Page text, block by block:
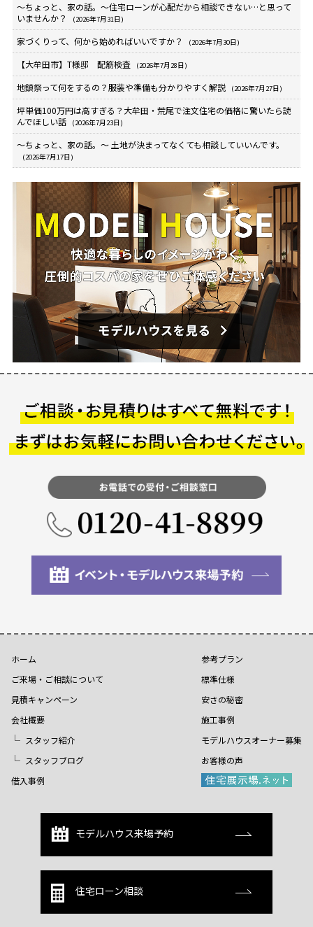
～ちょっと、家の話。～住宅ローンが心配だから相談できない…と思って
いませんか？
(2026年7月31日)
家づくりって、何から始めればいいですか？ (2026年7月30日)
【大牟田市】T様邸 配筋検査 (2026年7月28日)
地鎮祭って何をするの？服装や準備も分かりやすく解説 (2026年7月27日)
坪単価100万円は高すぎる？大牟田・荒尾で注文住宅の価格に驚いたら読
んでほしい話
(2026年7月23日)
～ちょっと、家の話。～ 土地が決まってなくても相談していいんです。
(2026年7月17日)
ホーム
ご来場・ご相談について
見積キャンペーン
会社概要
スタッフ紹介
スタッフブログ
借入事例
参考プラン
標準仕様
安さの秘密
施工事例
モデルハウスオーナー募集
お客様の声
モデルハウス来場予約
住宅ローン相談